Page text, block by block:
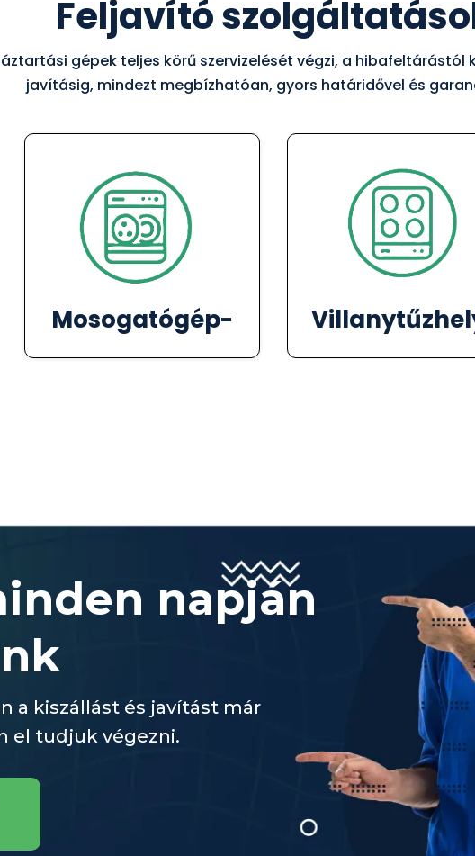
Feljavító
gépek teljes körű szervizelését végzi, a hibafeltárástól
javításig, mindezt megbízhatóan, gyors határidővel és
Mosogatógép-
napján
a kiszállást és javítást már
el tudjuk végezni.